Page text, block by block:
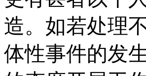
造。如若处理
体性事件的发